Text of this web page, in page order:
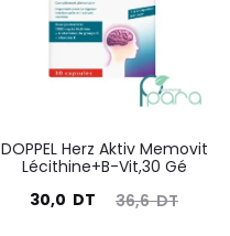
DOPPEL Herz Aktiv Memovit
Lécithine+B-Vit,30 Gé
36,6DT
Le
30,0 DT